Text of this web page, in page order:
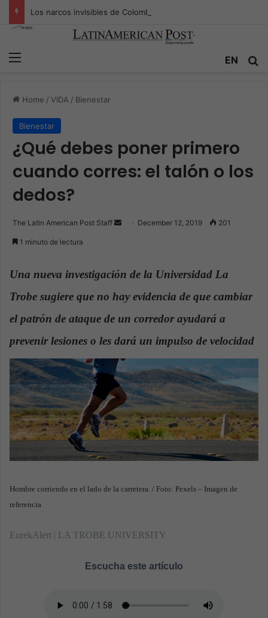
EN
Home / VIDA / Bienestar
Bienestar
¿Qué debes poner primero
cuando corres: el talón o los
dedos?
The Latin American Post Staff
a
n
m
a
December 12, 2019 201
1 minuto de lectura
Una nueva investigación de la Universidad La
Trobe sugiere que no hay evidencia de que cambiar
el patrón de ataque de un corredor ayudará a
prevenir lesiones o les dará un impulso de velocidad
Hombre corriendo en el lado de la carretera. / Foto: Pexels – Imagen de
referencia
EurekAlert | LA TROBE UNIVERSITY
Escucha este artículo